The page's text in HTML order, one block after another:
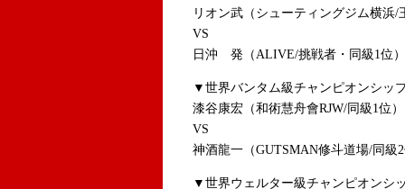
リオン武（シューティングジム横浜/
VS
日沖 発（ALIVE/挑戦者・同級1位）
▼世界バンタム級チャンピオンシッ
漆谷康宏（和術慧舟會RJW/同級1位）
VS
神酒龍一（GUTSMAN修斗道場/同級
▼世界ウェルター級チャンピオンシ